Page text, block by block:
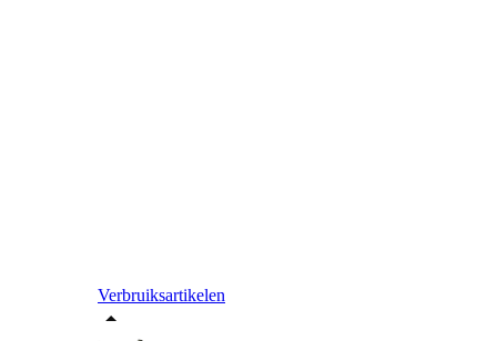
Verbruiksartikelen